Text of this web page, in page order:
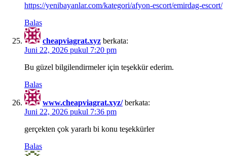
https://yenibayanlar.com/kategori/afyon-escort/emirdag-escort/
Balas
cheapviagrat.xyz berkata:
Juni 22, 2026 pukul 7:20 pm
Bu güzel bilgilendirmeler için teşekkür ederim.
Balas
www.cheapviagrat.xyz/ berkata:
Juni 22, 2026 pukul 7:36 pm
gerçekten çok yararlı bi konu teşekkürler
Balas